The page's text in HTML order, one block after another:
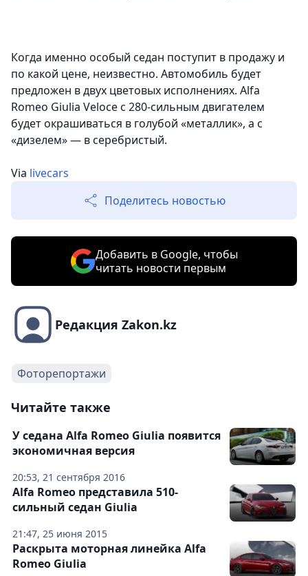
Когда именно особый седан поступит в продажу и
по какой цене, неизвестно. Автомобиль будет
предложен в двух цветовых исполнениях. Alfa
Romeo Giulia Veloce с 280-сильным двигателем
будет окрашиваться в голубой «металлик», а с
«дизелем» — в серебристый.
Via livecars
Поделитесь новостью
Добавить в Google, чтобы
читать новости первым
Редакция Zakon.kz
Фоторепортажи
Читайте также
20:53, 21 сентября 2016
У седана Alfa Romeo Giulia появится
экономичная версия
21:47, 25 июня 2015
Alfa Romeo представила 510-
сильный седан Giulia
Раскрыта моторная линейка Alfa
Romeo Giulia